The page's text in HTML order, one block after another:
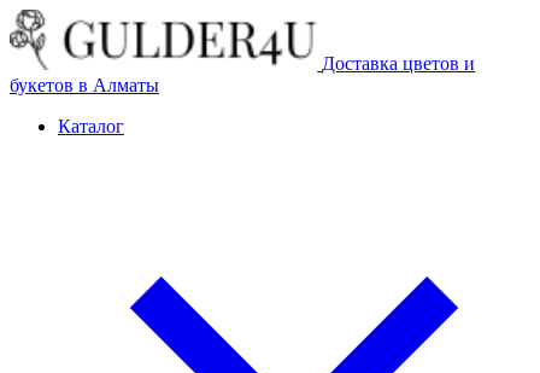
Доставка цветов и
букетов в Алматы
Каталог